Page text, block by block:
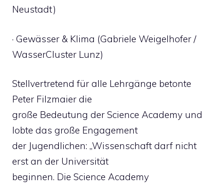
Neustadt)
· Gewässer & Klima (Gabriele Weigelhofer /
WasserCluster Lunz)
Stellvertretend für alle Lehrgänge betonte
Peter Filzmaier die
große Bedeutung der Science Academy und
lobte das große Engagement
der Jugendlichen: „Wissenschaft darf nicht
erst an der Universität
beginnen. Die Science Academy